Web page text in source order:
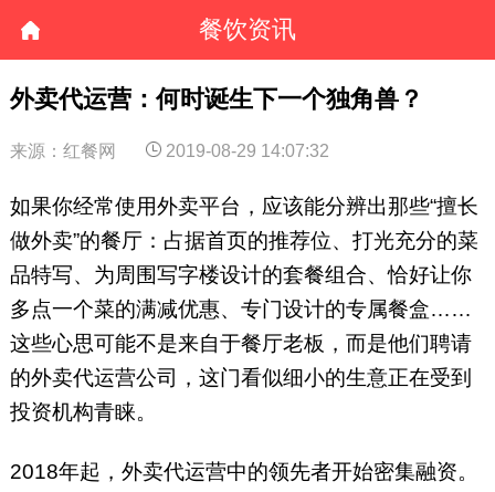
餐饮资讯
外卖代运营：何时诞生下一个独角兽？
来源：红餐网 2019-08-29 14:07:32
如果你经常使用外卖平台，应该能分辨出那些“擅长
做外卖”的餐厅：占据首页的推荐位、打光充分的菜
品特写、为周围写字楼设计的套餐组合、恰好让你
多点一个菜的满减优惠、专门设计的专属餐盒……
这些心思可能不是来自于餐厅老板，而是他们聘请
的外卖代运营公司，这门看似细小的生意正在受到
投资机构青睐。
2018年起，外卖代运营中的领先者开始密集融资。